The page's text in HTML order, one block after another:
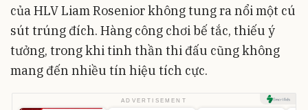
của HLV Liam Rosenior không tung ra nổi một cú
sút trúng đích. Hàng công chơi bế tắc, thiếu ý
tưởng, trong khi tinh thần thi đấu cũng không
mang đến nhiều tín hiệu tích cực.
ADVERTISEMENT
Unmute